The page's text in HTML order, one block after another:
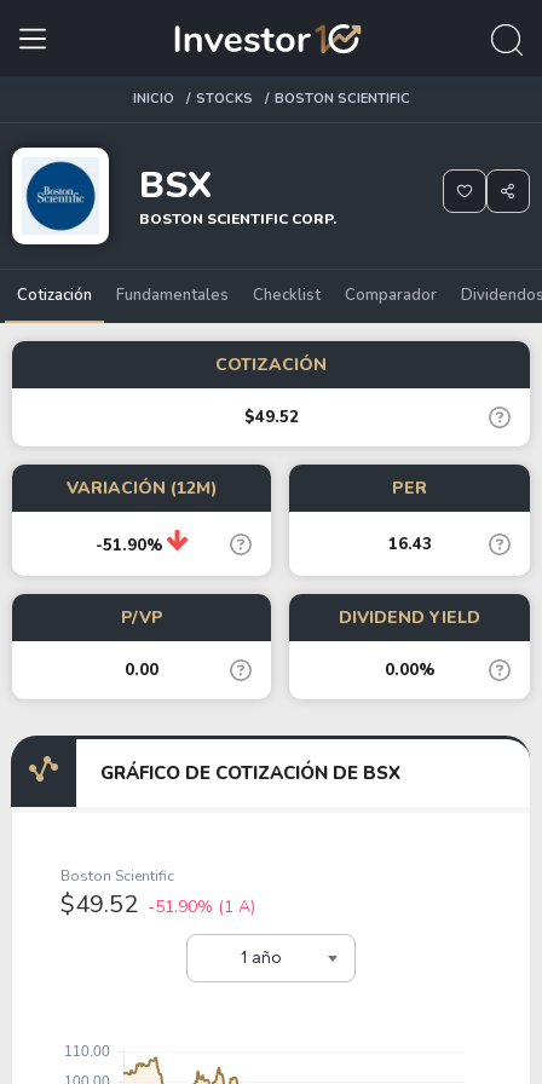
INICIO STOCKS BOSTON SCIENTIFIC
BSX
BOSTON SCIENTIFIC CORP.
Cotización Fundamentales Checklist Comparador
COTIZACIÓN
$49.52
VARIACIÓN (12M)
-51.90%
PER
16.43
P/VP
0.00
DIVIDEND YIELD
0.00%
GRÁFICO DE COTIZACIÓN DE BSX
1 año
Boston Scientific
$49.52 -51.90% (1 A)